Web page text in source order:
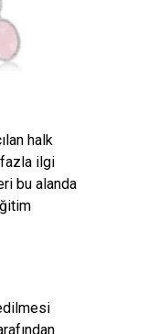
halk
fazla ilgi
bu alanda